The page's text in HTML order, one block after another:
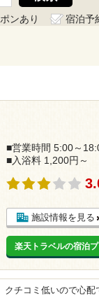
ンあり
宿泊予
■営業時間 5:00～
■入浴料 1,200円～
施設情報を見る
楽天トラベルの宿泊
クチコミ低いので心